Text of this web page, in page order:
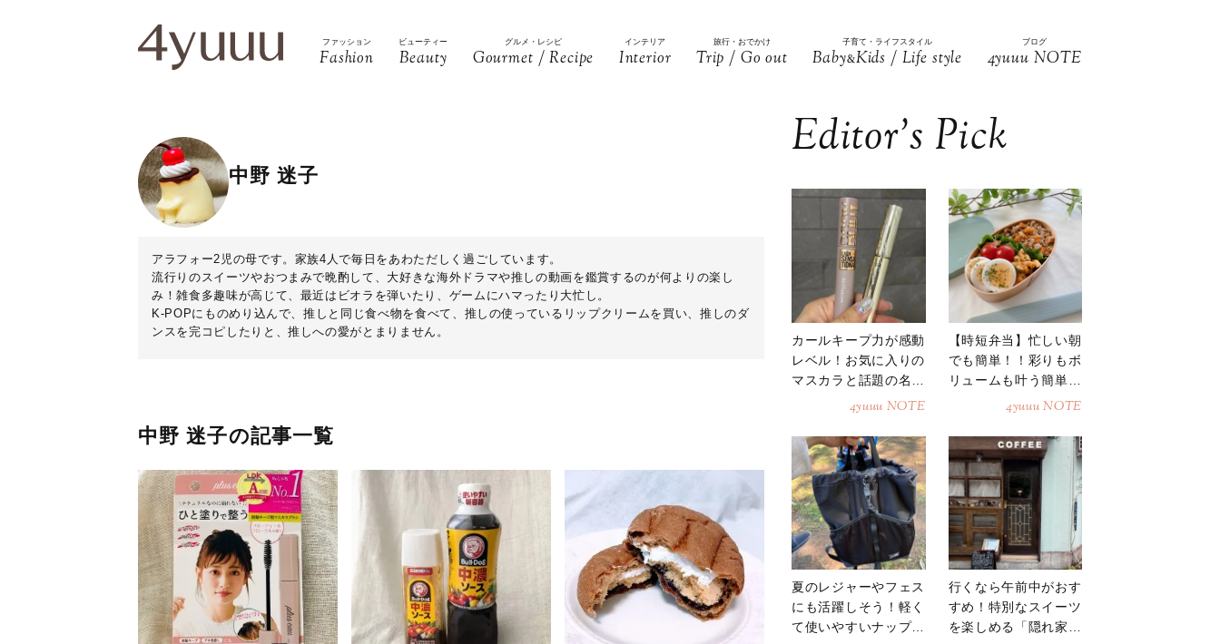
ファッション
Fashion
ビューティー
Beauty
グルメ・レシピ
Gourmet / Recipe
インテリア
Interior
旅行・おでかけ
Trip / Go out
子育て・ライフスタイル
Baby&Kids / Life style
ブログ
4yuuu NOTE
中野 迷子
アラフォー2児の母です。家族4人で毎日をあわただしく過ごしています。
流行りのスイーツやおつまみで晩酌して、大好きな海外ドラマや推しの動画を鑑賞するのが何よりの楽し
み！雑食多趣味が高じて、最近はビオラを弾いたり、ゲームにハマったり大忙し。
K-POPにものめり込んで、推しと同じ食べ物を食べて、推しの使っているリップクリームを買い、推しのダ
ンスを完コピしたりと、推しへの愛がとまりません。
中野 迷子の記事一覧
Editor’s Pick
カールキープ力が感動
レベル！お気に入りの
マスカラと話題の名品
4yuuu NOTE
【時短弁当】忙しい朝
でも簡単！！彩りもボ
リュームも叶う簡単そ
4yuuu NOTE
夏のレジャーやフェス
にも活躍しそう！軽く
て使いやすいナップサ
行くなら午前中がおす
すめ！特別なスイーツ
を楽しめる「隠れ家カ